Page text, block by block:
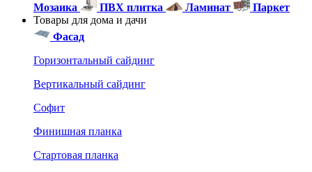
Мозаика
ПВХ плитка Ламинат
Паркет
Товары для дома и дачи
Фасад
Горизонтальный сайдинг
Вертикальный сайдинг
Софит
Финишная планка
Стартовая планка